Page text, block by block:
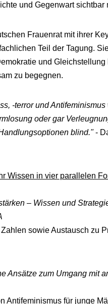
und Gegenwart sichtbar
Frauenrat mit ihrer
Teil der Tagung.
und
zu begegnen.
-terror und
oder gar
blind."-
Wissen in vier parallelen
– Wissen und
sowie Austausch zu
Ansätze zum Umgang mit
Antifeminismus für junge